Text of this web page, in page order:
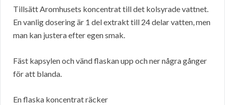
Tillsätt Aromhusets koncentrat till det kolsyrade vattnet.
En vanlig dosering är 1 del extrakt till 24 delar vatten, men
man kan justera efter egen smak.
Fäst kapsylen och vänd flaskan upp och ner några gånger
för att blanda.
En flaska koncentrat räcker